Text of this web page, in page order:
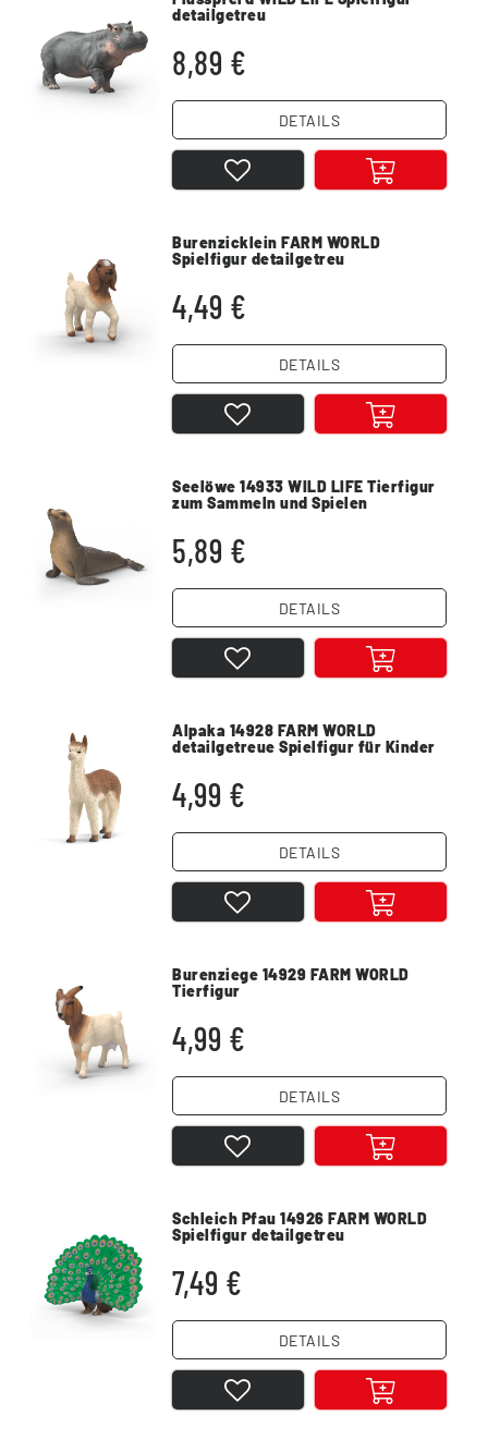
detailgetreu
8,89 €
DETAILS
Burenzicklein FARM WORLD
Spielfigur detailgetreu
4,49 €
DETAILS
Seelöwe 14933 WILD LIFE Tierfigur
zum Sammeln und Spielen
5,89 €
DETAILS
Alpaka 14928 FARM WORLD
detailgetreue Spielfigur für Kinder
4,99 €
DETAILS
Burenziege 14929 FARM WORLD
Tierfigur
4,99 €
DETAILS
Schleich Pfau 14926 FARM WORLD
Spielfigur detailgetreu
7,49 €
DETAILS